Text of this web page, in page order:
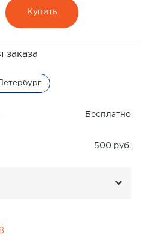
Купить
заказа
Бесплатно
500 руб.